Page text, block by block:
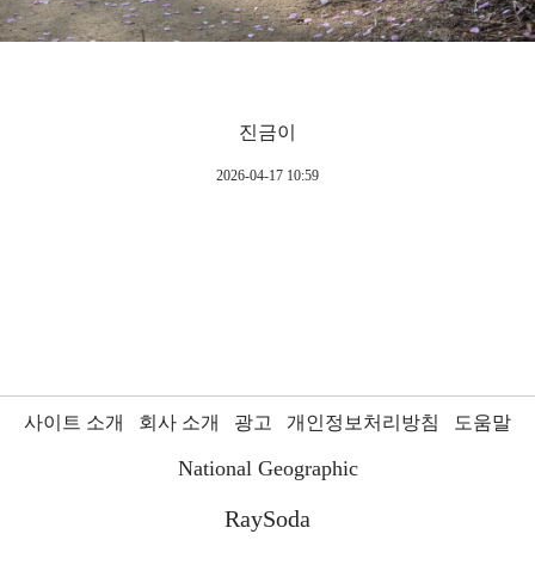
진금이
2026-04-17 10:59
사이트 소개 회사 소개 광고 개인정보처리방침 도움말
National Geographic
RaySoda